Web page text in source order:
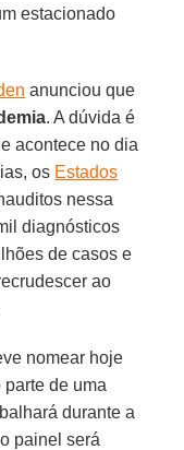
estacionado
anunciou que
. A dúvida é
acontece no dia
os Estados
nessa
diagnósticos
de casos e
ao
nomear hoje
de uma
durante a
painel será